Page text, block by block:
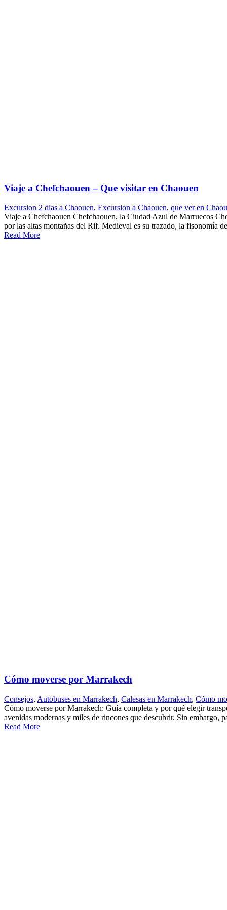
Viaje a Chefchaouen – Que visitar en Chaouen
Excursion 2 dias a Chaouen, Excursion a Chaouen, que ver en
Viaje a Chefchaouen Chefchaouen, la Ciudad Azul de Marruecos
por las altas montañas del Rif. Medieval es su trazado, la fisonomía
Read More
Cómo moverse por Marrakech
Consejos, Autobuses en Marrakech, Calesas en Marrakech, Cómo
Cómo moverse por Marrakech: Guía completa y por qué elegir
avenidas modernas y miles de rincones que descubrir. Sin embargo,
Read More